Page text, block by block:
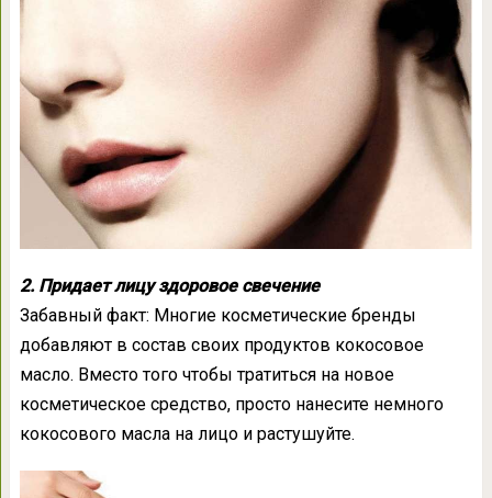
2. Придает лицу здоровое свечение
Забавный факт: Многие косметические бренды
добавляют в состав своих продуктов кокосовое
масло. Вместо того чтобы тратиться на новое
косметическое средство, просто нанесите немного
кокосового масла на лицо и растушуйте.